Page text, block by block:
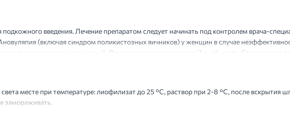
введения. Лечение препаратом следует начинать под контролем врача-
(включая синдром поликистозных яичников) у женщин в случае
в виде ежедневных инъекций. Лечение начинают в первые 7 дней цикла. Стимуляцию
концентрации эстрогенов. Стимуляцию начинают с е...
месте при температуре: лиофилизат до 25 °C, раствор при 2-8 °C, после вскрытия
замораживать.